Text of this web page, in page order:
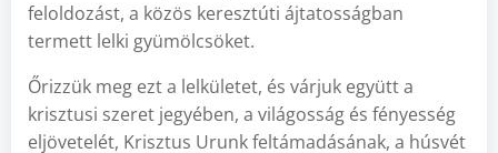
feloldozást, a közös keresztúti ájtatosságban
termett lelki gyümölcsöket.
Őrizzük meg ezt a lelkületet, és várjuk együtt a
krisztusi szeret jegyében, a világosság és fényesség
eljövetelét, Krisztus Urunk feltámadásának, a húsvét